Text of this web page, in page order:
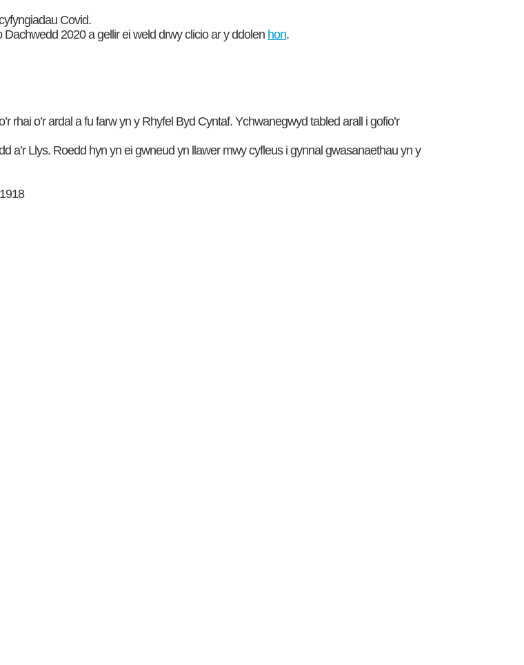
Covid.
2020 a gellir ei weld drwy clicio ar y ddolen hon.
rhai o’r ardal a fu farw yn y Rhyfel Byd Cyntaf. Ychwanegwyd tabled arall i gofio’r
a’r Llys. Roedd hyn yn ei gwneud yn llawer mwy cyfleus i gynnal gwasanaethau yn y